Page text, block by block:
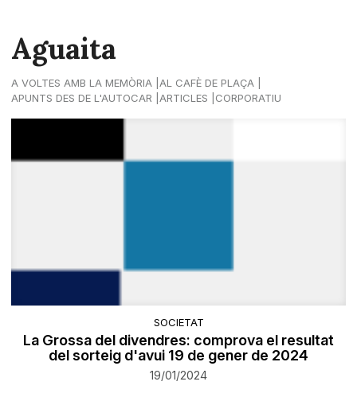
Aguaita
A VOLTES AMB LA MEMÒRIA
AL CAFÈ DE PLAÇA
APUNTS DES DE L'AUTOCAR
ARTICLES CORPORATIU
SOCIETAT
La Grossa del divendres: comprova el resultat
del sorteig d'avui 19 de gener de 2024
19/01/2024